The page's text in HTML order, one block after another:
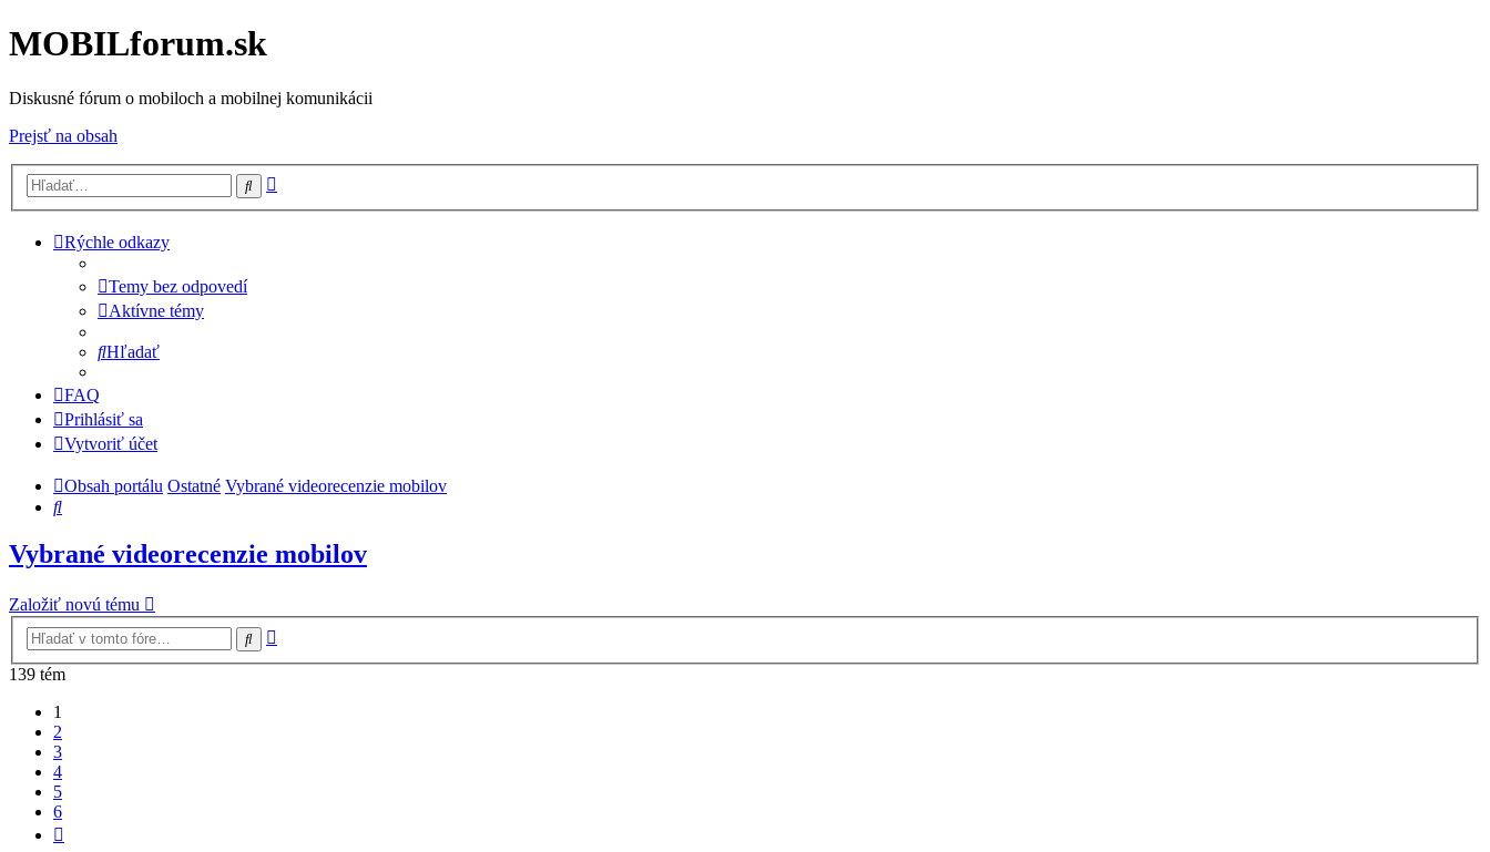
MOBILforum.sk
Diskusné fórum o mobiloch a mobilnej komunikácii
Prejsť na obsah
Hľadať
Rýchle odkazy
Temy bez odpovedí
Aktívne témy
Hľadať
FAQ
Prihlásiť sa
Vytvoriť účet
Obsah portálu Ostatné Vybrané videorecenzie mobilov
Hľadať
Vybrané videorecenzie mobilov
Založiť novú tému
Hľadať
139 tém
1
2
3
4
5
6